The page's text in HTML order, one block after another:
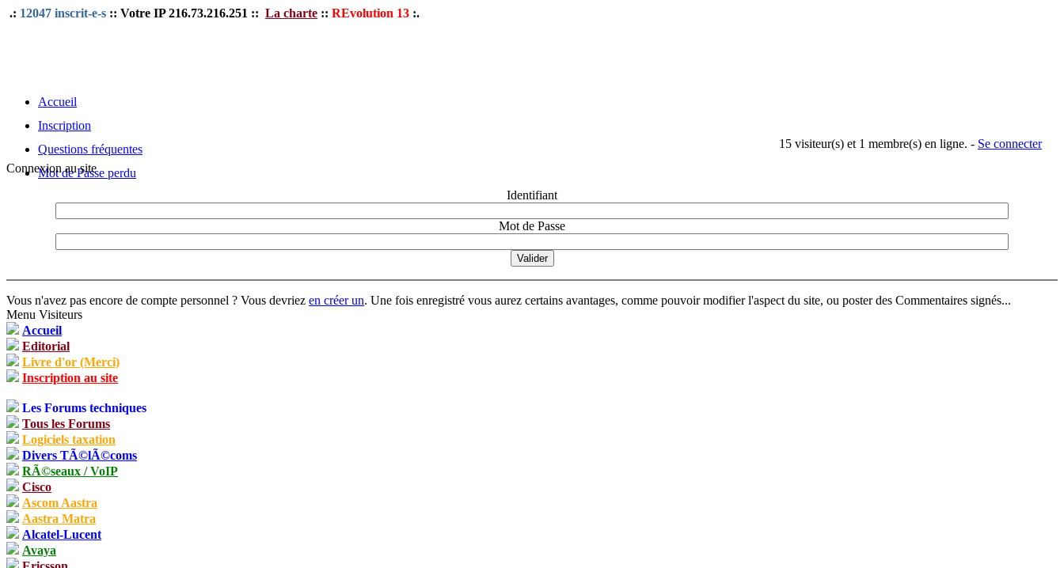
.: 12047 inscrit-e-s :: Votre IP 216.73.216.251 :: La charte :: REvolution 13 :.
15 visiteur(s) et 1 membre(s) en ligne. - Se connecter
Accueil
Inscription
Questions fréquentes
Mot de Passe perdu
Connexion au site
Identifiant
Mot de Passe
Vous n'avez pas encore de compte personnel ? Vous devriez en créer un. Une fois enregistré vous aurez certains avantages, comme pouvoir modifier l'aspect du site, ou poster des Commentaires signés...
Menu Visiteurs
Accueil
Editorial
Livre d'or (Merci)
Inscription au site
Les Forums techniques
Tous les Forums
Logiciels taxation
Divers TÃ©lÃ©coms
RÃ©seaux / VoIP
Cisco
Ascom Aastra
Aastra Matra
Alcatel-Lucent
Avaya